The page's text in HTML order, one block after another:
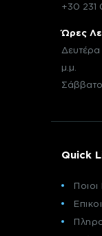
+30 231
Ώρες
μ.μ.
Quick
Ποιοι